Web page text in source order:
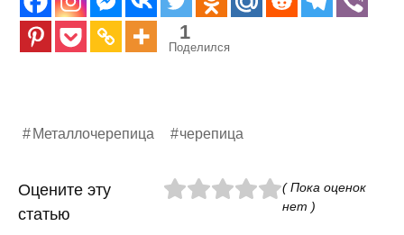
1
Поделился
Металлочерепица черепица
Оцените эту
статью
( Пока оценок
нет )